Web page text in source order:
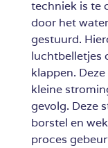
techniek is te
door het
gestuurd.
luchtbelletjes
klappen.
kleine
gevolg. Deze
borstel en
proces